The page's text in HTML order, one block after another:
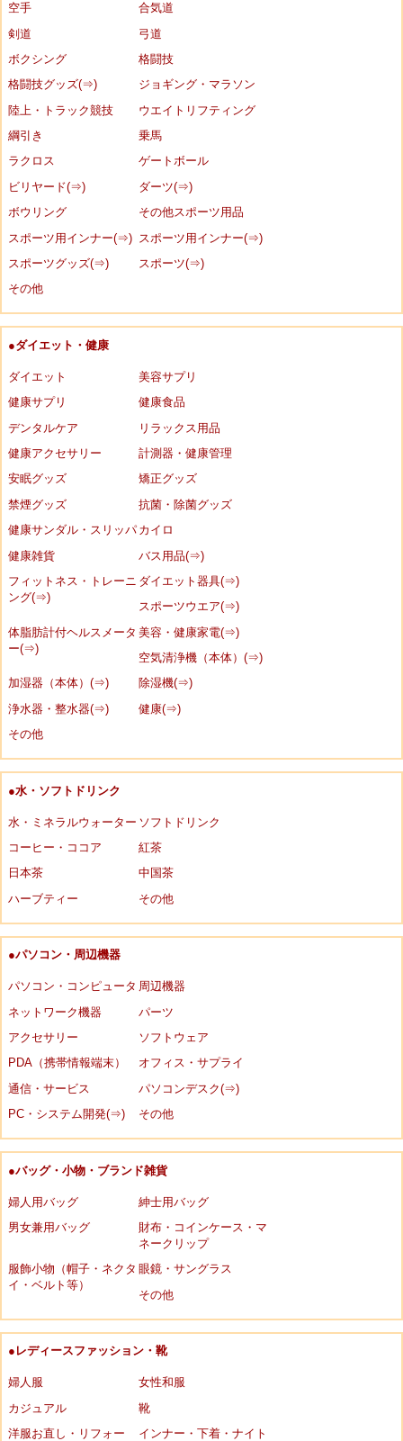
空手
合気道
剣道
弓道
ボクシング
格闘技
格闘技グッズ(⇒)
ジョギング・マラソン
陸上・トラック競技
ウエイトリフティング
綱引き
乗馬
ラクロス
ゲートボール
ビリヤード(⇒)
ダーツ(⇒)
ボウリング
その他スポーツ用品
スポーツ用インナー(⇒)
スポーツ用インナー(⇒)
スポーツグッズ(⇒)
スポーツ(⇒)
その他
●ダイエット・健康
ダイエット
美容サプリ
健康サプリ
健康食品
デンタルケア
リラックス用品
健康アクセサリー
計測器・健康管理
安眠グッズ
矯正グッズ
禁煙グッズ
抗菌・除菌グッズ
健康サンダル・スリッパ カイロ
健康雑貨
バス用品(⇒)
フィットネス・トレーニ
ング(⇒)
ダイエット器具(⇒)
スポーツウエア(⇒)
体脂肪計付ヘルスメータ
ー(⇒)
美容・健康家電(⇒)
空気清浄機（本体）(⇒)
加湿器（本体）(⇒)
除湿機(⇒)
浄水器・整水器(⇒)
健康(⇒)
その他
●水・ソフトドリンク
水・ミネラルウォーター ソフトドリンク
コーヒー・ココア
紅茶
日本茶
中国茶
ハーブティー
その他
●パソコン・周辺機器
パソコン・コンピュータ 周辺機器
ネットワーク機器
パーツ
アクセサリー
ソフトウェア
PDA（携帯情報端末）
オフィス・サプライ
通信・サービス
パソコンデスク(⇒)
PC・システム開発(⇒)
その他
●バッグ・小物・ブランド雑貨
婦人用バッグ
紳士用バッグ
男女兼用バッグ
財布・コインケース・マ
ネークリップ
服飾小物（帽子・ネクタ
イ・ベルト等）
眼鏡・サングラス
その他
●レディースファッション・靴
婦人服
女性和服
カジュアル
靴
洋服お直し・リフォー
インナー・下着・ナイト